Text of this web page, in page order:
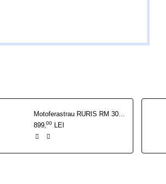
899 00 LEI